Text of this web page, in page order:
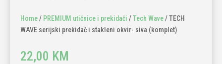
Home/ PREMIUM utičnice i prekidači /Tech Wave/ TECH
WAVE serijski prekidač i stakleni okvir- siva (komplet)
22,00 KM